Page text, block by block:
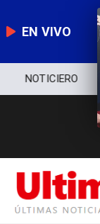
EN VIVO
NOTICIERO